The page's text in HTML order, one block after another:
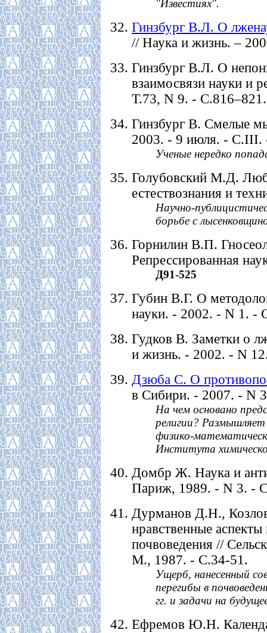
"Известиях".
Гинзбург В.Л. О
// Наука и жизнь. –
Гинзбург В.Л. О
взаимосвязи науки и
Т.73, N 9. - С.816–821.
Гинзбург В. Смелые
2003. - 9 июля. - С.III.
Ученые нередко
Голубовский М.Д.
естествознания и
Научно-
борьбе с
Горнилин В.П.
Репрессированная
Д91-525
Губин В.Г. О
науки. - 2002. - N 1. -
Гудков В. Заметки о
и жизнь. - 2002. - N
Дзюба С. О
в Сибири. - 2007. - N
На чем основано
религии?
физико-
Института
Домбр Ж. Наука и
Париж, 1989. - N 3. -
Дурманов Д.Н.,
нравственные аспекты
почвоведения //
М., 1987. - С.34-51.
Ущерб, нанесенный
перегибы в
гг. и задачи на
Ефремов Ю.Н.